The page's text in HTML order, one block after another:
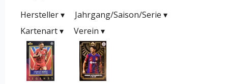
Hersteller▾ Jahrgang/Saison/Serie ▾
Kartenart▾ Verein ▾